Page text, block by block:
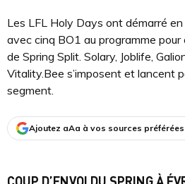
Les LFL Holy Days ont démarré
avec cinq BO1 au programme
de Spring Split. Solary, Joblife,
Vitality.Bee s’imposent et lancent
segment.
Ajoutez aAa à vos sources